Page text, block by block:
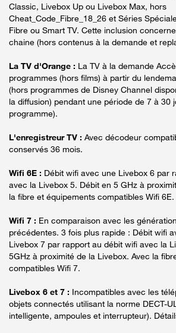
Classic, Livebox Up ou Livebox Max, hors
Cheat_Code_Fibre_18_26 et Séries
Fibre ou Smart TV. Cette inclusion
chaine (hors contenus à la demande et
La TV d'Orange : La TV à la demande
programmes (hors films) à partir du
(hors programmes de Disney Channel
la diffusion) pendant une période de 7 à 30
programme).
L'enregistreur TV : Avec décodeur
conservés 36 mois.
Wifi 6E : Débit wifi avec une Livebox 6 par
avec la Livebox 5. Débit en 5 GHz à
la fibre et équipements compatibles Wifi
Wifi 7 : En comparaison avec les
précédentes. 3 fois plus rapide : Débit wifi
Livebox 7 par rapport au débit wifi avec la
5GHz à proximité de la Livebox. Avec la
compatibles Wifi 7.
Livebox 6 et 7 : Incompatibles avec les
objets connectés utilisant la norme DECT-
intelligente, ampoules et interrupteur).